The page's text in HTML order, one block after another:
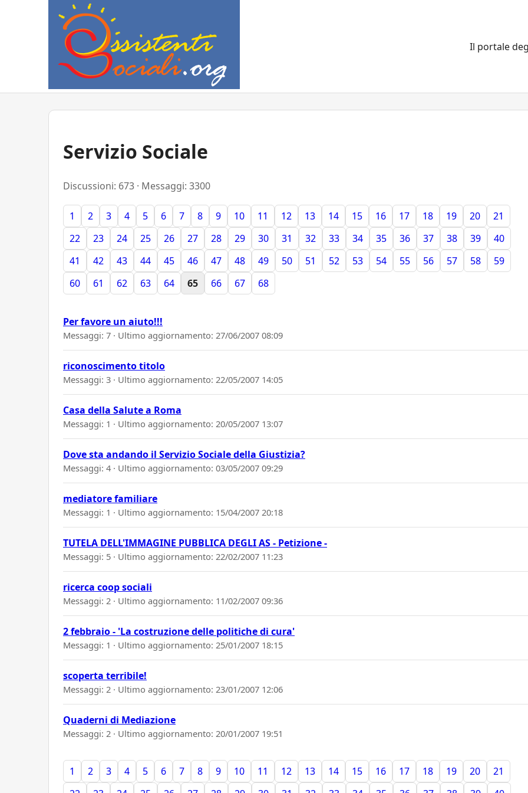
Il portale
Servizio Sociale
Discussioni: 673 · Messaggi: 3300
1 2 3 4 5 6 7 8 9 10 11 12 13 14 15 16 17 18 19 20
21
22
23 24 25 26 27 28 29 30 31 32 33 34 35 36 37 38 39
40
41
42 43 44 45 46 47 48 49 50 51 52 53 54 55 56 57 58
59
60
61 62 63 64 65 66 67 68
Per favore un aiuto!!!
Messaggi: 7 · Ultimo aggiornamento: 27/06/2007 08:09
riconoscimento titolo
Messaggi: 3 · Ultimo aggiornamento: 22/05/2007 14:05
Casa della Salute a Roma
Messaggi: 1 · Ultimo aggiornamento: 20/05/2007 13:07
Dove sta andando il Servizio Sociale della Giustizia?
Messaggi: 4 · Ultimo aggiornamento: 03/05/2007 09:29
mediatore familiare
Messaggi: 1 · Ultimo aggiornamento: 15/04/2007 20:18
TUTELA DELL'IMMAGINE PUBBLICA DEGLI AS - Petizione -
Messaggi: 5 · Ultimo aggiornamento: 22/02/2007 11:23
ricerca coop sociali
Messaggi: 2 · Ultimo aggiornamento: 11/02/2007 09:36
2 febbraio - 'La costruzione delle politiche di cura'
Messaggi: 1 · Ultimo aggiornamento: 25/01/2007 18:15
scoperta terribile!
Messaggi: 2 · Ultimo aggiornamento: 23/01/2007 12:06
Quaderni di Mediazione
Messaggi: 2 · Ultimo aggiornamento: 20/01/2007 19:51
1 2 3 4 5 6 7 8 9 10 11 12 13 14 15 16 17 18 19 20
21